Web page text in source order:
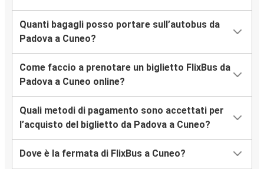
Quanti bagagli posso portare sull’autobus da
Padova a Cuneo?
Come faccio a prenotare un biglietto FlixBus da
Padova a Cuneo online?
Quali metodi di pagamento sono accettati per
l’acquisto del biglietto da Padova a Cuneo?
Dove è la fermata di FlixBus a Cuneo?